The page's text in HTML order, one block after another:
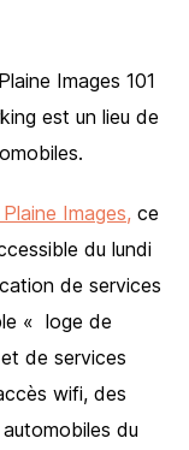
Images 101
est un lieu de
Images, ce
du lundi
de services
« loge de
de services
wifi, des
du